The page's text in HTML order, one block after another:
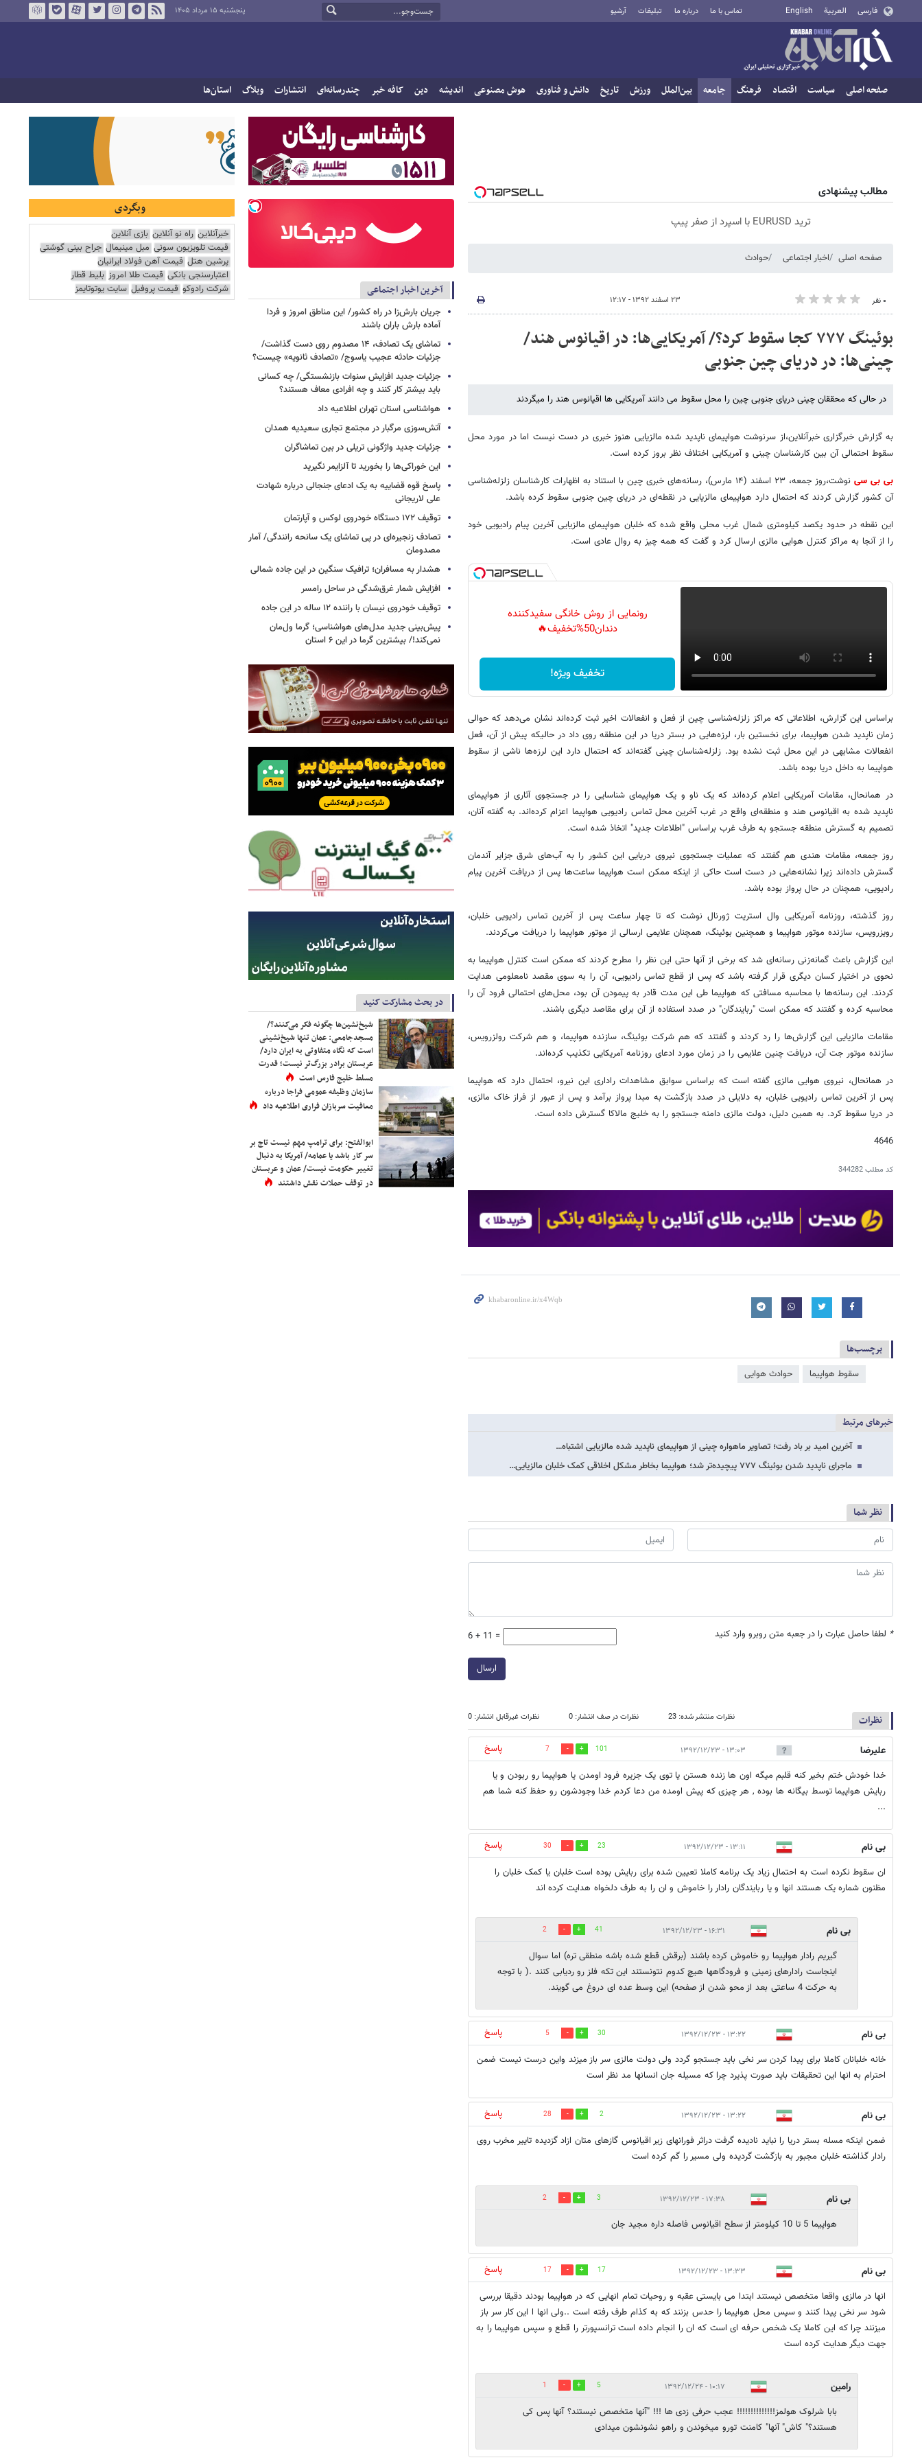
فارسی العربية English تماس با ما درباره ما تبلیغات آرشیو پنجشنبه ۱۵ مرداد ۱۴۰۵
صفحه اصلی سیاست اقتصاد فرهنگ جامعه بین‌الملل ورزش تاریخ دانش و فناوری هوش مصنوعی اندیشه دین کافه خبر چندرسانه‌ای انتشارات وبلاگ استان‌ها
مطالب پیشنهادی
ترید EURUSD با اسپرد از صفر پیپ
صفحه اصلی اخبار اجتماعی حوادث
۰ نفر ۲۳ اسفند ۱۳۹۲ - ۱۲:۱۷
بوئینگ ۷۷۷ کجا سقوط کرد؟/ آمریکایی‌ها: در اقیانوس هند/
چینی‌ها: در دریای چین جنوبی
در حالی که محققان چینی دریای جنوبی چین را محل سقوط می دانند آمریکایی ها اقیانوس هند را میگردند
به گزارش خبرگزاری خبرآنلاین،از سرنوشت هواپیمای ناپدید شده مالزیایی هنوز خبری در دست نیست اما در مورد محل
سقوط احتمالی آن بین کارشناسان چینی و آمریکایی اختلاف نظر بروز کرده است.
بی بی سی
نوشت،روز جمعه، ۲۳ اسفند (۱۴ مارس)، رسانه‌های خبری چین با استناد به اظهارات کارشناسان زلزله‌شناسی
آن کشور گزارش کردند که احتمال دارد هواپیمای مالزیایی در نقطه‌ای در دریای چین جنوبی سقوط کرده باشد.
این نقطه در حدود یکصد کیلومتری شمال غرب محلی واقع شده که خلبان هواپیمای مالزیایی آخرین پیام رادیویی خود
را از آنجا به مراکز کنترل هوایی مالزی ارسال کرد و گفت که همه چیز به روال عادی است.
رونمایی از روش خانگی سفیدکننده
دندان50%تخفیف🔥
تخفیف ویژه!
براساس این گزارش، اطلاعاتی که مراکز زلزله‌شناسی چین از فعل و انفعالات اخیر ثبت کرده‌اند نشان می‌دهد که حوالی
زمان ناپدید شدن هواپیما، برای نخستین بار، لرزه‌هایی در بستر دریا در این منطقه روی داد در حالیکه پیش از آن، فعل
انفعالات مشابهی در این محل ثبت نشده بود. زلزله‌شناسان چینی گفته‌اند که احتمال دارد این لرزه‌ها ناشی از سقوط
هواپیما به داخل دریا بوده باشد.
در همانحال، مقامات آمریکایی اعلام کرده‌اند که یک ناو و یک هواپیمای شناسایی را در جستجوی آثاری از هواپیمای
ناپدید شده به اقیانوس هند و منطقه‌ای واقع در غرب آخرین محل تماس رادیویی هواپیما اعزام کرده‌اند. به گفته آنان،
تصمیم به گسترش منطقه جستجو به طرف غرب براساس "اطلاعات جدید" اتخاذ شده است.
روز جمعه، مقامات هندی هم گفتند که عملیات جستجوی نیروی دریایی این کشور را به آب‌های شرق جزایر آندمان
گسترش داده‌اند زیرا نشانه‌هایی در دست است حاکی از اینکه ممکن است هواپیما ساعت‌ها پس از دریافت آخرین پیام
رادیویی، همچنان در حال پرواز بوده باشد.
روز گذشته، روزنامه آمریکایی وال استریت ژورنال نوشت که تا چهار ساعت پس از آخرین تماس رادیویی خلبان،
رویزرویس، سازنده موتور هواپیما و همچنین بوئینگ، همچنان علایمی ارسالی از موتور هواپیما را دریافت می‌کردند.
این گزارش باعث گمانه‌زنی رسانه‌ای شد که برخی از آنها حتی این نظر را مطرح کردند که ممکن است کنترل هواپیما به
نحوی در اختیار کسان دیگری قرار گرفته باشد که پس از قطع تماس رادیویی، آن را به سوی مقصد نامعلومی هدایت
کردند. این رسانه‌ها با محاسبه مسافتی که هواپیما طی این مدت قادر به پیمودن آن بود، محل‌های احتمالی فرود آن را
محاسبه کرده و گفتند که ممکن است "ربایندگان" در صدد استفاده از آن برای مقاصد دیگری باشند.
مقامات مالزیایی این گزارش‌ها را رد کردند و گفتند که هم شرکت بوئینگ، سازنده هواپیما، و هم شرکت رولزرویس،
سازنده موتور جت آن، دریافت چنین علایمی را در زمان مورد ادعای روزنامه آمریکایی تکذیب کرده‌اند.
در همانحال، نیروی هوایی مالزی گفته است که براساس سوابق مشاهدات راداری این نیرو، احتمال دارد که هواپیما
پس از آخرین تماس رادیویی خلبان، به دلایلی در صدد بازگشت به مبدا پرواز برآمد و پس از عبور از فراز خاک مالزی،
در دریا سقوط کرد. به همین دلیل، دولت مالزی دامنه جستجو را به خلیج مالاکا گسترش داده است.
4646
کد مطلب344282
برچسب‌ها
سقوط هواپیما حوادث هوایی
خبرهای مرتبط
آخرین امید بر باد رفت؛ تصاویر ماهواره‌‌ چینی از هواپیمای ناپدید شده مالزیایی اشتباه…
ماجرای ناپدید شدن بوئینگ ۷۷۷ پیچیده‌تر شد؛ هواپیما بخاطر مشکل اخلاقی کمک خلبان مالزیایی…
نظر شما
* لطفا حاصل عبارت را در جعبه متن روبرو وارد کنید 6 + 11 =
ارسال
نظرات نظرات منتشر شده: 23 نظرات در صف انتشار: 0 نظرات غیرقابل انتشار: 0
علیرضا ۱۳:۰۳ - ۱۳۹۲/۱۲/۲۳ 101
7
پاسخ
خدا خودش ختم بخیر کنه قلبم میگه اون ها زنده هستن یا توی یک جزیره فرود اومدن یا هواپیما رو ربودن و یا
ربایش هواپیما توسط بیگانه ها بوده , هر چیزی که پیش اومده من دعا کردم خدا وجودشون رو حفظ کنه شما هم
...
بی نام ۱۳:۱۱ - ۱۳۹۲/۱۲/۲۳ 23
30
پاسخ
ان سقوط نکرده است به احتمال زیاد یک برنامه کاملا تعیین شده برای ربایش بوده است خلبان یا کمک خلبان را
مظنون شماره یک هستند انها و یا ربایندگان رادار را خاموش و ان را به طرف دلخواه هدایت کرده اند
بی نام ۱۶:۳۱ - ۱۳۹۲/۱۲/۲۳ 41
2
گیریم رادار هواپیما رو خاموش کرده باشند (برقش قطع شده باشه منطقی تره) اما سوال
اینجاست رادارهای زمینی و فرودگاهها هیچ کدوم نتونستند این تکه فلز رو ردیابی کنند .( با توجه
به حرکت 4 ساعتی بعد از محو شدن از صفحه) این وسط عده ای دروغ می گویند.
بی نام ۱۳:۲۲ - ۱۳۹۲/۱۲/۲۳ 30
5
پاسخ
خانه خلبانان کاملا برای پیدا کردن سر نخی باید جستجو گردد ولی دولت مالزی سر باز میزند واین درست نیست ضمن
احترام به انها این تحقیقات باید صورت پذیرد چرا که مسیله جان انسانها مد نظر است
بی نام ۱۳:۲۲ - ۱۳۹۲/۱۲/۲۳ 2
28
پاسخ
ضمن اینکه مسله بستر دریا را نباید نادیده گرفت دراثر فورانهای زیر اقیانوس گازهای متان ازاد گزدیده تاییر مخرب روی
رادار گذاشته خلبان مجبور به بازگشت گردیده ولی مسیر را گم کرده است
بی نام ۱۷:۳۸ - ۱۳۹۲/۱۲/۲۳ 3
2
هواپیما 5 تا 10 کیلومتر از سطح اقیانوس فاصله داره مجید جان
بی نام ۱۳:۳۳ - ۱۳۹۲/۱۲/۲۳ 17
17
پاسخ
انها در مالزی واقعا متخصص نیستند ابتدا می بایستی عقبه و روحیات تمام انهایی که در هواپیما بودند دقیقا بررسی
شود سر نخی پیدا کنند و سپس محل هواپیما را حدس بزنند که به کذام طرف رفته است ..ولی انها ا این کار سر باز
میزنند چرا که این کاملا یک شخص حرفه ای است که ان را انجام داده است ترانسپورتر را قطع و سپس هواپیما را به
جهت دیگر هدایت کرده است
رامین ۱۰:۱۷ - ۱۳۹۲/۱۲/۲۴ 5
1
بابا شرلوک هولمز!!!!!!!!!!!!!! عجب حرفی زدی ها !!! "آنها متخصص نیستند؟ آنها پس کی
هستند؟" کاش" آنها" کامنت تورو میخوندن و راهو نشونشون میدادی
آخرین اخبار اجتماعی
جریان بارش‌زا در راه کشور/ این مناطق امروز و فردا
آماده بارش باران باشند
تماشای یک تصادف، ۱۴ مصدوم روی دست گذاشت/
جزئیات حادثه عجیب یاسوج/ «تصادف ثانویه» چیست؟
جزئیات جدید افزایش سنوات بازنشستگی/ چه کسانی
باید بیشتر کار کنند و چه افرادی معاف هستند؟
هواشناسی استان تهران اطلاعیه داد
آتش‌سوزی مرگبار در مجتمع تجاری سعیدیه همدان
جزئیات جدید واژگونی تریلی در بین تماشاگران
این خوراکی‌ها را بخورید تا آلزایمر نگیرید
پاسخ قوه قضاییه به یک ادعای جنجالی درباره شهادت
علی لاریجانی
توقیف ۱۷۲ دستگاه خودروی لوکس و آپارتمان
تصادف زنجیره‌ای در پی تماشای یک سانحه رانندگی/ آمار
مصدومان
هشدار به مسافران؛ ترافیک سنگین در این جاده شمالی
افزایش شمار غرق‌شدگی در ساحل رامسر
توقیف خودروی نیسان با راننده ۱۲ ساله در این جاده
پیش‌بینی جدید مدل‌های هواشناسی؛ گرما ول‌مان
نمی‌کند!/ بیشترین گرما در این ۶ استان
در بحث مشارکت کنید
شیخ‌نشین‌ها چگونه فکر می‌کنند؟/
مسجدجامعی: عمان تنها شیخ‌نشینی
است که نگاه متفاوتی به ایران دارد/
عربستان برادر بزرگ‌تر نیست؛ قدرت
مسلط خلیج فارس است
سازمان وظیفه عمومی فراجا درباره
معافیت سربازان فراری اطلاعیه داد
ابوالفتح: برای ترامپ مهم نیست تاج بر
سر کار باشد یا عمامه/ آمریکا به دنبال
تغییر حکومت نیست/ عمان و عربستان
در توقف حملات نقش داشتند
وبگردی
خبرآنلاین راه نو آنلاین بازی آنلاین
قیمت تلویزیون سونی مبل مینیمال جراح بینی گوشتی
پرشین هتل قیمت آهن فولاد ایرانیان
اعتبارسنجی بانکی قیمت طلا امروز بلیط قطار
شرکت رادوکو قیمت پروفیل سایت یوتوتایمز